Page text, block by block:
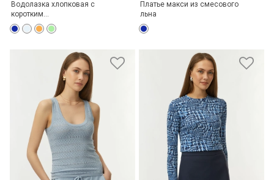
Водолазка хлопковая с
коротким...
Платье макси из смесового
льна